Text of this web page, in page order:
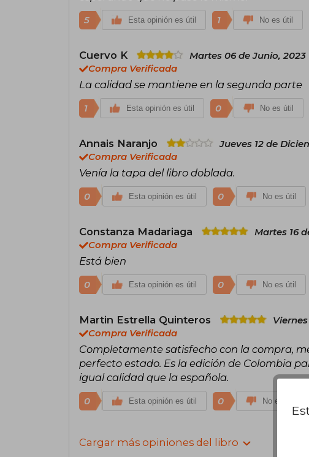
5 Esta opinión es útil 1 No es útil
Cuervo K
Martes 06 de Junio, 2023
Compra Verificada
La calidad se mantiene en la segunda parte
1 Esta opinión es útil 0 No es útil
Annais Naranjo
Jueves 12 de
Compra Verificada
Venía la tapa del libro doblada.
0 Esta opinión es útil 0 No es útil
Constanza Madariaga
Martes 16
Compra Verificada
Está bien
0 Esta opinión es útil 0 No es útil
Martin Estrella Quinteros
Compra Verificada
Completamente satisfecho con la compra,
perfecto estado. Es la edición de Colombia
igual calidad que la española.
0 Esta opinión es útil 0 No es útil
Cargar más opiniones del libro